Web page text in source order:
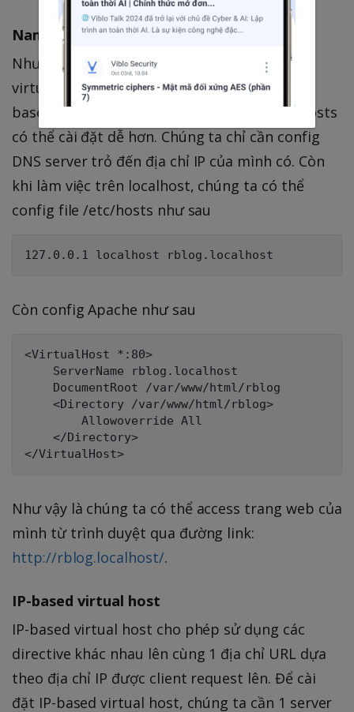
Name-based virtual host
Như tên gọi name-based, chúng ta sẽ config
virtual host dựa theo tên của host. So với IP-
based virtual host thì Name-based virtual hosts
có thể cài đặt dễ hơn. Chúng ta chỉ cần config
DNS server trỏ đến địa chỉ IP của mình có. Còn
khi làm việc trên localhost, chúng ta có thể
config file /etc/hosts như sau
Còn config Apache như sau
<VirtualHost *:80>
    ServerName rblog.localhost
    DocumentRoot /var/www/html/rblog
    <Directory /var/www/html/rblog>
        Allowoverride All
    </Directory>
Như vậy là chúng ta có thể access trang web của
mình từ trình duyệt qua đường link:
http://rblog.localhost/.
IP-based virtual host
IP-based virtual host cho phép sử dụng các
directive khác nhau lên cùng 1 địa chỉ URL dựa
theo địa chỉ IP được client request lên. Để cài
đặt IP-based virtual host, chúng ta cần 1 server